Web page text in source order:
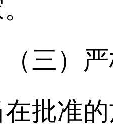
）严
在批准